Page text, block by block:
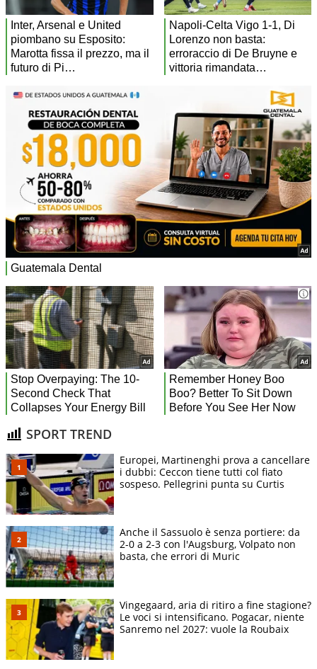
SPORT TREND
Europei, Martinenghi prova a cancellare
i dubbi: Ceccon tiene tutti col fiato
sospeso. Pellegrini punta su Curtis
Anche il Sassuolo è senza portiere: da
2-0 a 2-3 con l'Augsburg, Volpato non
basta, che errori di Muric
Vingegaard, aria di ritiro a fine stagione?
Le voci si intensificano. Pogacar, niente
Sanremo nel 2027: vuole la Roubaix